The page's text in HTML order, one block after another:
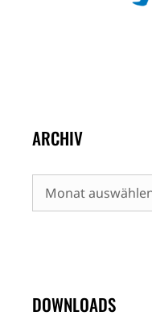
ARCHIV
Archiv
DOWNLOADS